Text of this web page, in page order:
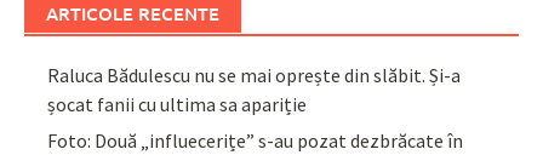
ARTICOLE RECENTE
Raluca Bădulescu nu se mai oprește din slăbit. Și-a
șocat fanii cu ultima sa apariție
Foto: Două „influecerițe” s-au pozat dezbrăcate în